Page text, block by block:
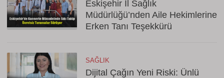
Eskişehir İl Sağlık
Müdürlüğü’nden Aile Hekimlerine
Erken Tanı Teşekkürü
SAĞLIK
Dijital Çağın Yeni Riski: Ünlü